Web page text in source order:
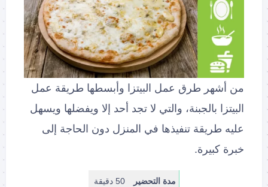
من أشهر طرق عمل البيتزا وأبسطها طريقة عمل
البيتزا بالجبنة، والتي لا تجد أحد إلا ويفضلها ويسهل
عليه طريقة تنفيذها في المنزل دون الحاجة إلى
خبرة كبيرة.
مدة التحضير 50 دقيقة